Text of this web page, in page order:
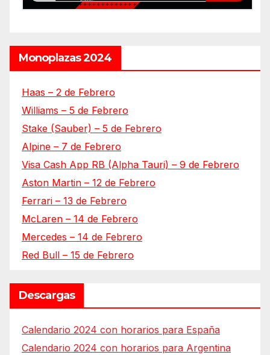
Monoplazas 2024
Haas – 2 de Febrero
Williams – 5 de Febrero
Stake (Sauber) – 5 de Febrero
Alpine – 7 de Febrero
Visa Cash App RB (Alpha Tauri) – 9 de Febrero
Aston Martin – 12 de Febrero
Ferrari – 13 de Febrero
McLaren – 14 de Febrero
Mercedes – 14 de Febrero
Red Bull – 15 de Febrero
Descargas
Calendario 2024 con horarios para España
Calendario 2024 con horarios para Argentina